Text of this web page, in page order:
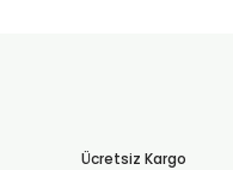
Ücretsiz Kargo